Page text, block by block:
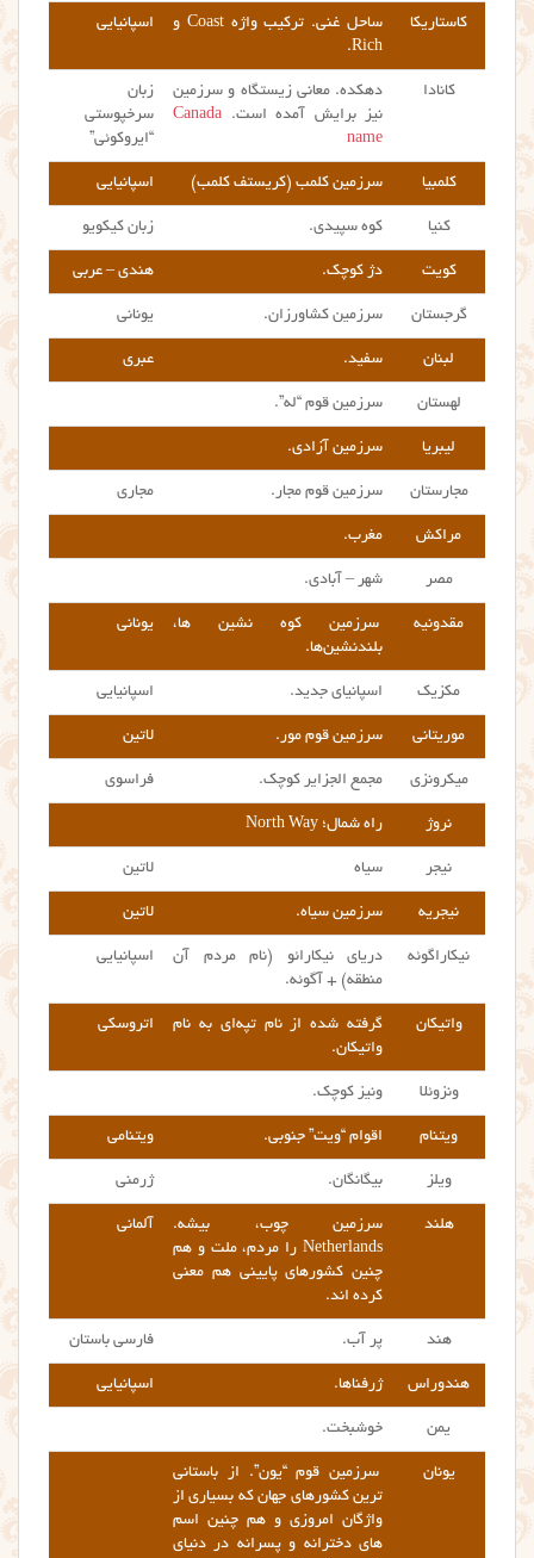
کاستاریکا
ساحل غنی. ترکیب واژه Coast و
Rich.
اسپانیایی
کانادا
دهکده. معانی زیستگاه و سرزمین
نیز برایش آمده است. Canada
name
زبان
سرخپوستی
“ایروکوئی”
کلمبیا سرزمین کلمب (کریستف کلمب) اسپانیایی
کنیا کوه سپیدی. زبان کیکویو
کویت دژ کوچک. هندی – عربی
گرجستان سرزمین کشاورزان. یونانی
لبنان سفید. عبری
لهستان سرزمین قوم “له”.
لیبریا سرزمین آزادی.
مجارستان سرزمین قوم مجار. مجاری
مراکش مغرب.
مصر شهر – آبادی.
مقدونیه
سرزمین کوه نشین ها،
بلندنشین‌ها.
یونانی
مکزیک اسپانیای جدید. اسپانیایی
موریتانی سرزمین قوم مور. لاتین
میکرونزی مجمع الجزایر کوچک. فراسوی
نروژ راه شمال؛ North Way
نیجر سیاه لاتین
نیجریه سرزمین سیاه. لاتین
نیکاراگوئه
دریای نیکارائو (نام مردم آن
منطقه) + آگوئه.
اسپانیایی
واتیکان
گرفته شده از نام تپه‌ای به نام
واتیکان.
اتروسکی
ونزوئلا ونیز کوچک.
ویتنام اقوام “ویت” جنوبی. ویتنامی
ویلز بیگانگان. ژرمنی
هلند
سرزمین چوب، بیشه.
Netherlands را مردم، ملت و هم
چنین کشورهای پایینی هم معنی
کرده اند.
آلمانی
هند پر آب. فارسی باستان
هندوراس ژرفناها. اسپانیایی
یمن خوشبخت.
یونان
سرزمین قوم “یون”. از باستانی
ترین کشورهای جهان که بسیاری از
واژگان امروزی و هم چنین اسم
های دخترانه و پسرانه در دنیای